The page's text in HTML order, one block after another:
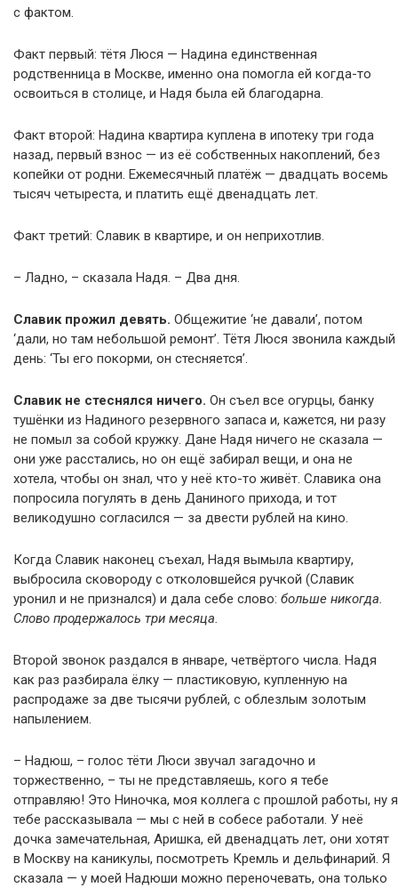
с фактом.
Факт первый: тётя Люся — Надина единственная
родственница в Москве, именно она помогла ей когда-то
освоиться в столице, и Надя была ей благодарна.
Факт второй: Надина квартира куплена в ипотеку три года
назад, первый взнос — из её собственных накоплений, без
копейки от родни. Ежемесячный платёж — двадцать восемь
тысяч четыреста, и платить ещё двенадцать лет.
Факт третий: Славик в квартире, и он неприхотлив.
– Ладно, – сказала Надя. – Два дня.
Славик прожил девять. Общежитие ‘не давали’, потом
‘дали, но там небольшой ремонт’. Тётя Люся звонила каждый
день: ‘Ты его покорми, он стесняется’.
Славик не стеснялся ничего. Он съел все огурцы, банку
тушёнки из Надиного резервного запаса и, кажется, ни разу
не помыл за собой кружку. Дане Надя ничего не сказала —
они уже расстались, но он ещё забирал вещи, и она не
хотела, чтобы он знал, что у неё кто-то живёт. Славика она
попросила погулять в день Даниного прихода, и тот
великодушно согласился — за двести рублей на кино.
Когда Славик наконец съехал, Надя вымыла квартиру,
выбросила сковороду с отколовшейся ручкой (Славик
уронил и не признался) и дала себе слово: больше никогда.
Слово продержалось три месяца.
Второй звонок раздался в январе, четвёртого числа. Надя
как раз разбирала ёлку — пластиковую, купленную на
распродаже за две тысячи рублей, с облезлым золотым
напылением.
– Надюш, – голос тёти Люси звучал загадочно и
торжественно, – ты не представляешь, кого я тебе
отправляю! Это Ниночка, моя коллега с прошлой работы, ну я
тебе рассказывала — мы с ней в собесе работали. У неё
дочка замечательная, Аришка, ей двенадцать лет, они хотят
в Москву на каникулы, посмотреть Кремль и дельфинарий. Я
сказала — у моей Надюши можно переночевать, она только